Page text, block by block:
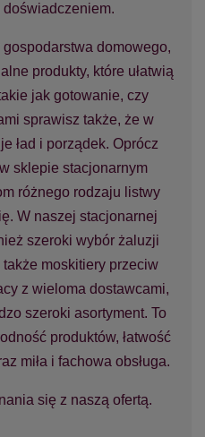
domowego,
produkty, które ułatwią
jak gotowanie, czy
sprawisz także, że w
ład i porządek. Oprócz
sklepie stacjonarnym
różnego rodzaju listwy
W naszej stacjonarnej
szeroki wybór żaluzji
moskitiery przeciw
z wieloma dostawcami,
szeroki asortyment. To
produktów, łatwość
miła i fachowa obsługa.
się z naszą ofertą.